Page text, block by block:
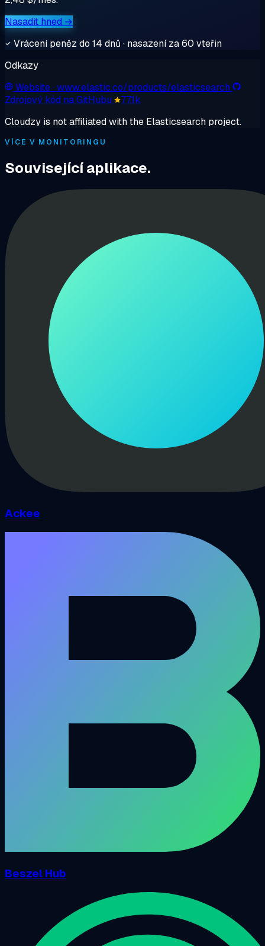
Nasadit hned →
Vrácení peněz do 14 dnů · nasazení za 60 vteřin
Odkazy
Website· www.elastic.co/products/elasticsearch
Zdrojový kód na GitHubu
77.1k
Cloudzy is not affiliated with the Elasticsearch project.
VÍCE V MONITORINGU
Související aplikace.
Ackee
Beszel Hub